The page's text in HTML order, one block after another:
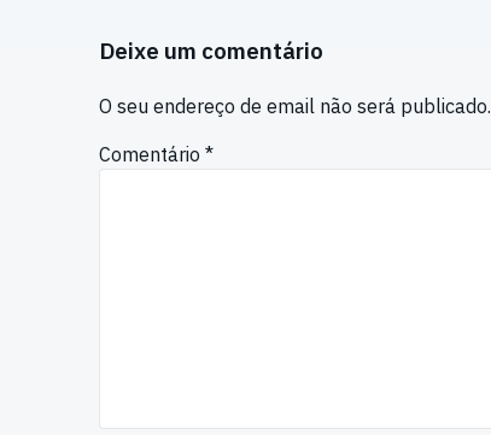
Deixe um comentário
O seu endereço de email não será publicado.
Comentário *